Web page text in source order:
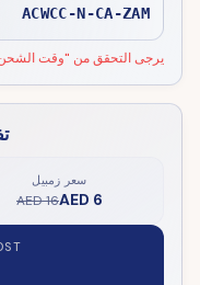
ACWCC-N-CA-ZAM
يرجى التحقق من "وقت
سعر زمبيل
AED 6
AED 16